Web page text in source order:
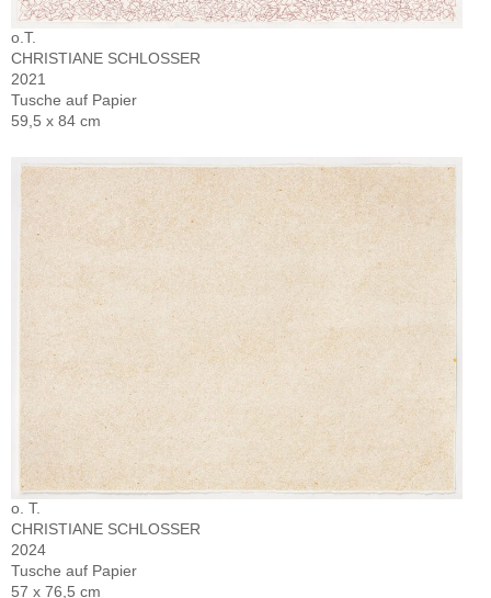
o.T.
CHRISTIANE SCHLOSSER
2021
Tusche auf Papier
59,5 x 84 cm
o. T.
CHRISTIANE SCHLOSSER
2024
Tusche auf Papier
57 x 76,5 cm